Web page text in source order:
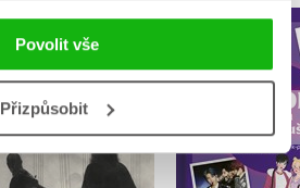
Povolit vše
Přizpůsobit
Zkouška sirén
Přemysl Rut
K-pop:
Delphin